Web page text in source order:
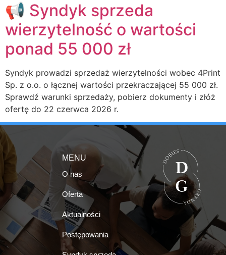
📢 Syndyk sprzeda
wierzytelność o wartości
ponad 55 000 zł
Syndyk prowadzi sprzedaż wierzytelności wobec 4Print
Sp. z o.o. o łącznej wartości przekraczającej 55 000 zł.
Sprawdź warunki sprzedaży, pobierz dokumenty i złóż
ofertę do 22 czerwca 2026 r.
MENU
O nas
Oferta
Aktualności
Postępowania